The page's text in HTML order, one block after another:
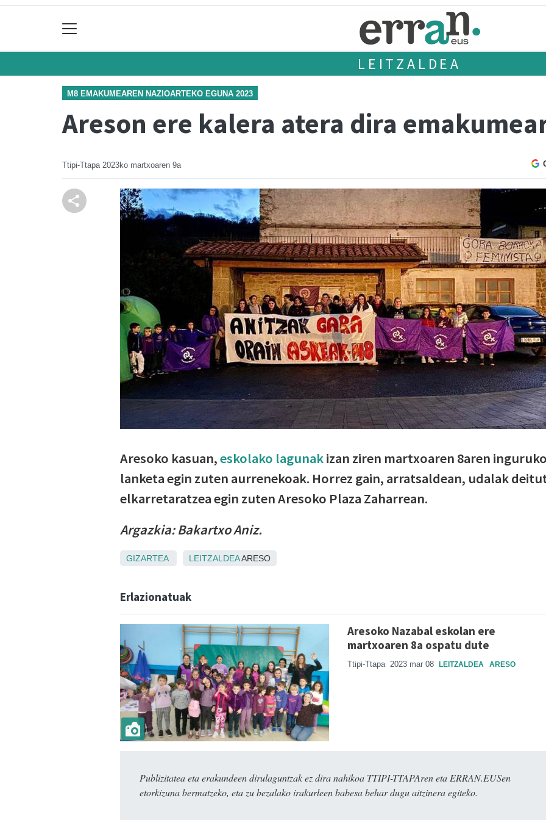
LEITZALDEA
M8 EMAKUMEAREN NAZIOARTEKO EGUNA 2023
Areson ere kalera atera dira
Ttipi-Ttapa 2023ko martxoaren 9a
Aresoko kasuan,eskolako lagunakizan ziren martxoaren 8aren
lanketa egin zuten aurrenekoak. Horrez gain, arratsaldean, udalak
elkarretaratzea egin zuten Aresoko Plaza Zaharrean.
Argazkia: Bakartxo Aniz.
GIZARTEA LEITZALDEAARESO
Erlazionatuak
Aresoko Nazabal eskolan ere
martxoaren 8a ospatu dute
Ttipi-Ttapa 2023 mar 08 LEITZALDEA ARESO
Publizitatea eta erakundeen dirulaguntzak ez dira nahikoa TTIPI-TTAPAren eta ERRAN.EUSen
etorkizuna bermatzeko, eta zu bezalako irakurleen babesa behar dugu aitzinera egiteko.